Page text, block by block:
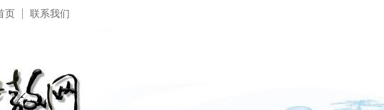
页 联系我们